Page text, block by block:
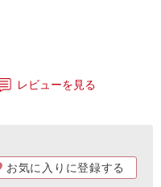
レビューを見る
お気に入りに登録する